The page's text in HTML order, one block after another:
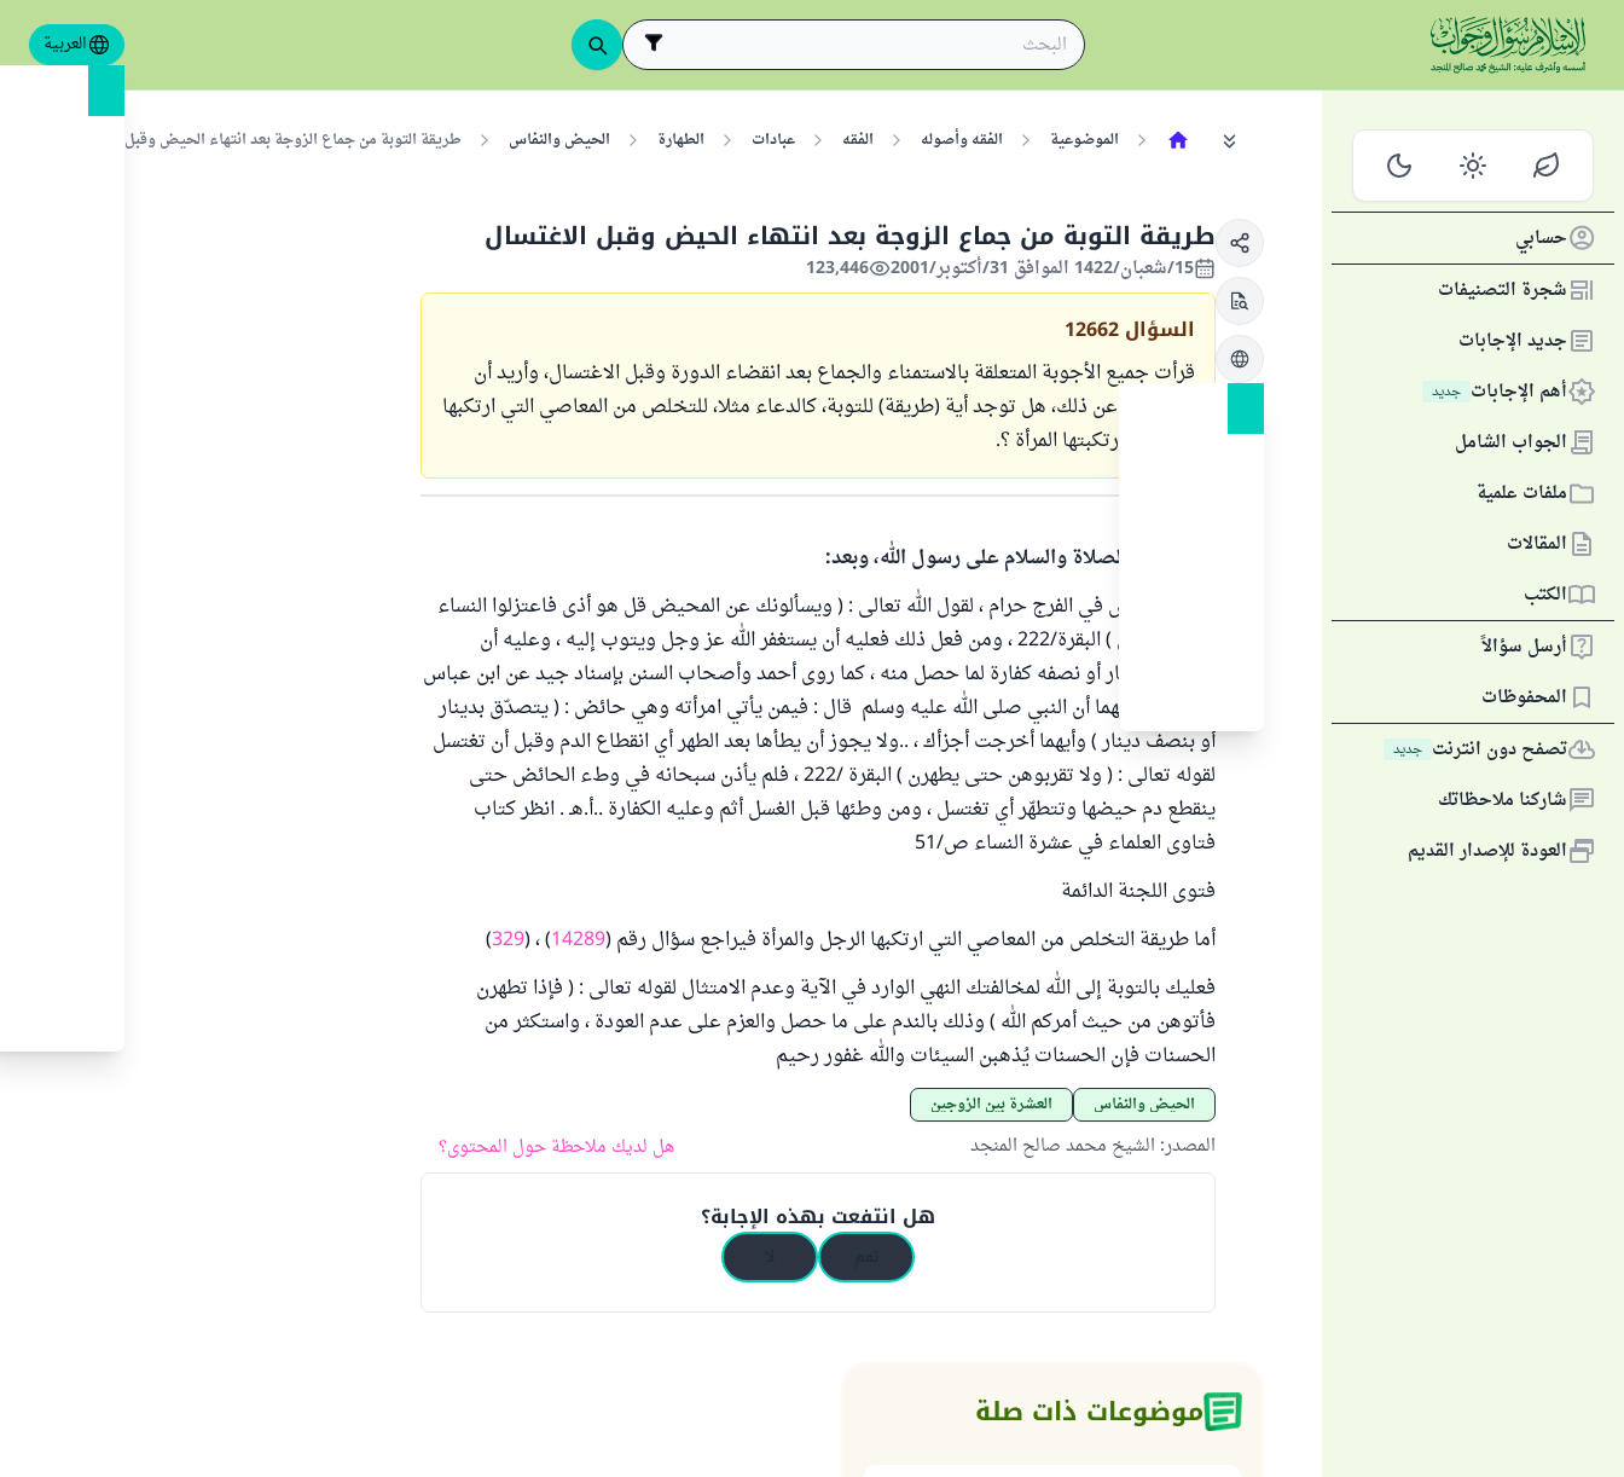
العربية
حسابي
شجرة التصنيفات
جديد الإجابات
أهم الإجابات جديد
الجواب الشامل
ملفات علمية
المقالات
الكتب
أرسل سؤالاً
المحفوظات
تصفح دون انترنت جديد
شاركنا ملاحظاتك
العودة للإصدار القديم
الموضوعية الفقه وأصوله الفقه عبادات الطهارة الحيض والنفاس طريقة التوبة من جماع الزوجة بعد انتهاء الحيض وقبل الاغتسال
طريقة التوبة من جماع الزوجة بعد انتهاء الحيض وقبل الاغتسال
15/شعبان/1422 الموافق 31/أكتوبر/2001 123,446
السؤال 12662
قرأت جميع الأجوبة المتعلقة بالاستمناء والجماع بعد انقضاء الدورة وقبل الاغتسال، وأريد أن
أستوضح عن ذلك، هل توجد أية (طريقة) للتوبة، كالدعاء مثلا، للتخلص من المعاصي التي ارتكبها
الرجل أو ارتكبتها المرأة ؟.
الحمد لله والصلاة والسلام على رسول الله، وبعد:
وطء الحائض في الفرج حرام ، لقول الله تعالى : ( ويسألونك عن المحيض قل هو أذى فاعتزلوا النساء
في المحيض ) البقرة/222 ، ومن فعل ذلك فعليه أن يستغفر الله عز وجل ويتوب إليه ، وعليه أن
يتصدّق بدينار أو نصفه كفارة لما حصل منه ، كما روى أحمد وأصحاب السنن بإسناد جيد عن ابن عباس
رضي الله عنهما أن النبي صلى الله عليه وسلم قال : فيمن يأتي امرأته وهي حائض : ( يتصدّق بدينار
أو بنصف دينار ) وأيهما أخرجت أجزأك ، ..ولا يجوز أن يطأها بعد الطهر أي انقطاع الدم وقبل أن تغتسل
لقوله تعالى : ( ولا تقربوهن حتى يطهرن ) البقرة /222 ، فلم يأذن سبحانه في وطء الحائض حتى
ينقطع دم حيضها وتتطهّر أي تغتسل ، ومن وطئها قبل الغسل أثم وعليه الكفارة ..أ.هـ . انظر كتاب
فتاوى العلماء في عشرة النساء ص/51
فتوى اللجنة الدائمة
أما طريقة التخلص من المعاصي التي ارتكبها الرجل والمرأة فيراجع سؤال رقم (14289) ، (329
)
فعليك بالتوبة إلى الله لمخالفتك النهي الوارد في الآية وعدم الامتثال لقوله تعالى : ( فإذا تطهرن
فأتوهن من حيث أمركم الله ) وذلك بالندم على ما حصل والعزم على عدم العودة ، واستكثر من
الحسنات فإن الحسنات يُذهبن السيئات والله غفور رحيم
الحيض والنفاس العشرة بين الزوجين
المصدر: الشيخ محمد صالح المنجد هل لديك ملاحظة حول المحتوى؟
هل انتفعت بهذه الإجابة؟
موضوعات ذات صلة